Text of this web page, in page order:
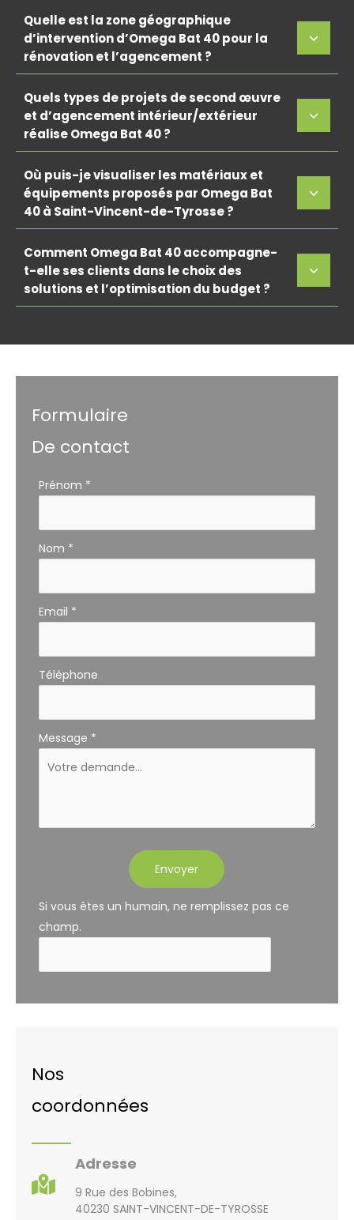
Quelle est la zone géographique
d’intervention d’Omega Bat 40 pour la
rénovation et l’agencement ?
Quels types de projets de second œuvre
et d’agencement intérieur/extérieur
réalise Omega Bat 40 ?
Où puis-je visualiser les matériaux et
équipements proposés par Omega Bat
40 à Saint-Vincent-de-Tyrosse ?
Comment Omega Bat 40 accompagne-
t-elle ses clients dans le choix des
solutions et l’optimisation du budget ?
Formulaire
De contact
Formulaire
téléphone
Prénom *
Nom *
Email *
Téléphone
Message *
Envoyer
Si vous êtes un humain, ne remplissez pas ce
champ.
Nos
coordonnées
Adresse
9 Rue des Bobines,
40230 SAINT-VINCENT-DE-TYROSSE